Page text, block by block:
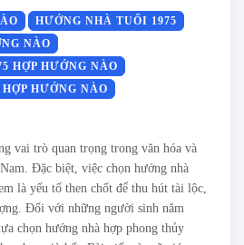
HƯỚNG NHÀ TUỔI 1975
NÀO
HỢP HƯỚNG NÀO
HƯỚNG NÀO
vai trò quan trọng trong văn hóa và
Đặc biệt, việc chọn hướng nhà
là yếu tố then chốt để thu hút tài lộc,
Đối với những người sinh năm
chọn hướng nhà hợp phong thủy